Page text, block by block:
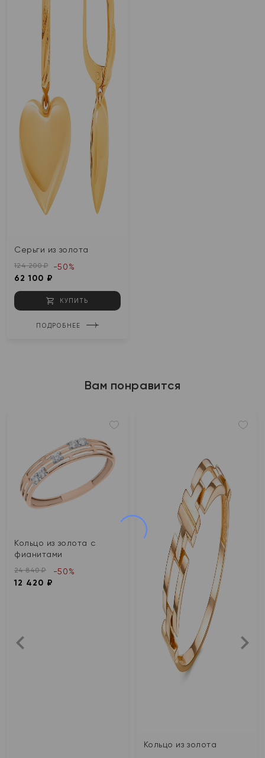
Серьги из золота
124 200 ₽
62 100 ₽
-50%
КУПИТЬ
ПОДРОБНЕЕ
Вам понравится
Кольцо из золота с
фианитами
24 840 ₽
12 420 ₽
-50%
Кольцо из золота